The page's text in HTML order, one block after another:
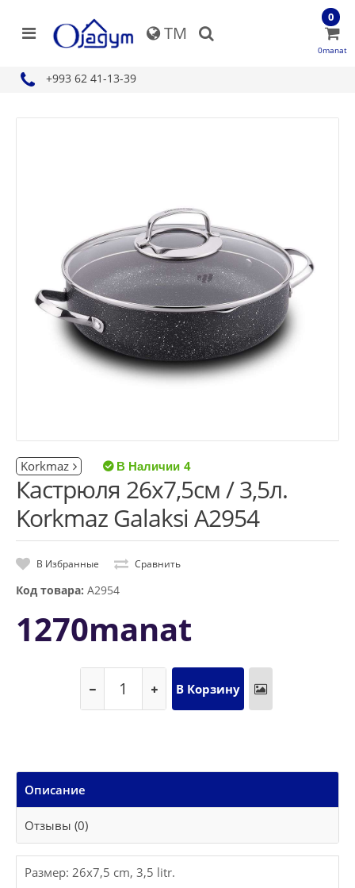
TM
+993 62 41-13-39
0
0manat
Korkmaz 4
Кастрюля 26x7,5см / 3,5л.
Korkmaz Galaksi A2954
В Избранные Сравнить
Код товара: A2954
1270manat
Описание
Отзывы (0)
Размер: 26x7,5 cm, 3,5 litr.